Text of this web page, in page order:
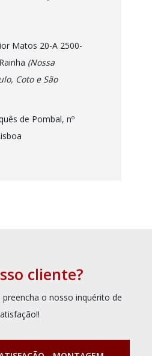
Matos 20-A 2500-
(Nossa
Coto e São
de Pombal, nº
cliente?
o nosso inquérito de